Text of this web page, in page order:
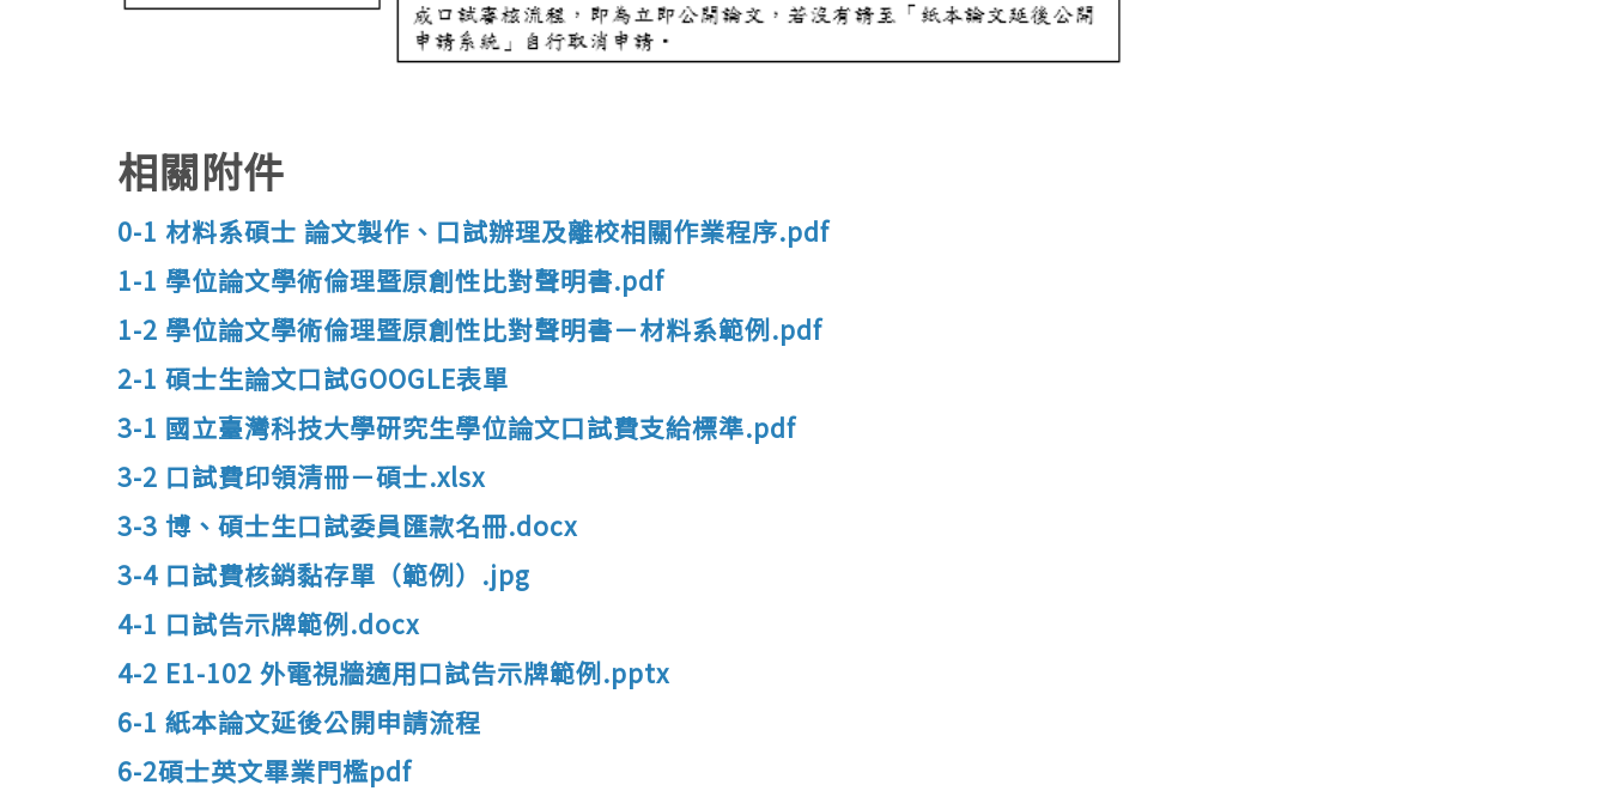
相關附件
0-1 材料系碩士 論文製作、口試辦理及離校相關作業程序.pdf
1-1 學位論文學術倫理暨原創性比對聲明書.pdf
1-2 學位論文學術倫理暨原創性比對聲明書－材料系範例.pdf
2-1 碩士生論文口試GOOGLE表單
3-1 國立臺灣科技大學研究生學位論文口試費支給標準.pdf
3-2 口試費印領清冊－碩士.xlsx
3-3 博、碩士生口試委員匯款名冊.docx
3-4 口試費核銷黏存單（範例）.jpg
4-1 口試告示牌範例.docx
4-2 E1-102 外電視牆適用口試告示牌範例.pptx
6-1 紙本論文延後公開申請流程
6-2碩士英文畢業門檻pdf